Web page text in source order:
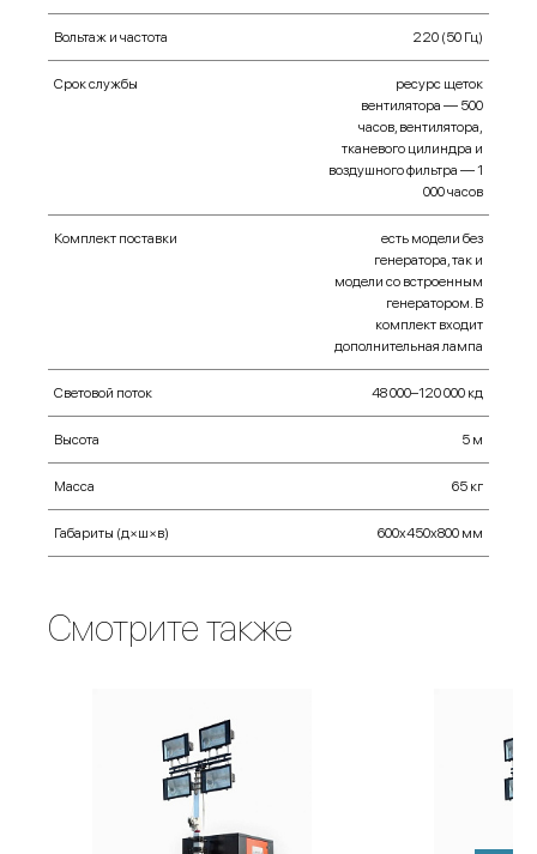
Вольтаж и частота 220 (50 Гц)
Срок службы
ресурс щеток
вентилятора — 500
часов, вентилятора,
тканевого цилиндра и
воздушного фильтра — 1
000 часов
Комплект поставки
есть модели без
генератора, так и
модели со встроенным
генератором. В
комплект входит
дополнительная лампа
Световой поток 48 000–120 000 кд
Высота 5 м
Масса 65 кг
Габариты (д×ш×в) 600х450х800 мм
Смотрите также